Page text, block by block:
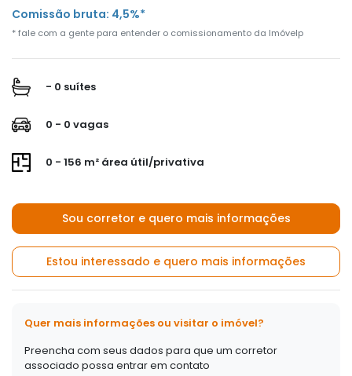
Comissão bruta: 4,5%*
* fale com a gente para entender o comissionamento da Imóvelp
- 0 suítes
0 - 0 vagas
0 - 156 m² área útil/privativa
Sou corretor e quero mais informações
Estou interessado e quero mais informações
Quer mais informações ou visitar o imóvel?
Preencha com seus dados para que um corretor
associado possa entrar em contato